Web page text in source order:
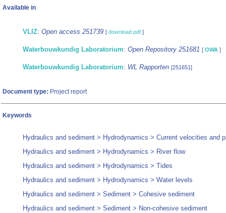
Available in
VLIZ: Open access 251739 [ download pdf ]
Waterbouwkundig Laboratorium: Open Repository 251681 [ OWA ]
Waterbouwkundig Laboratorium: WL Rapporten [251651]
Document type: Project report
Keywords
Hydraulics and sediment > Hydrodynamics > Current velocities and
Hydraulics and sediment > Hydrodynamics > River flow
Hydraulics and sediment > Hydrodynamics > Tides
Hydraulics and sediment > Hydrodynamics > Water levels
Hydraulics and sediment > Sediment > Cohesive sediment
Hydraulics and sediment > Sediment > Non-cohesive sediment